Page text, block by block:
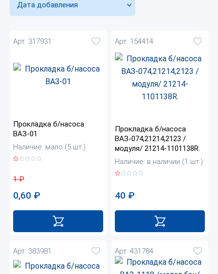
Дата добавления
Арт. 317931
Прокладка б/насоса
ВАЗ-01
Наличие: мало (5 шт.)
1₽
0,60 ₽
Арт. 154414
Прокладка б/насоса
ВАЗ-074,21214,2123 /
модуля/ 21214-1101138R.
Наличие: в наличии (1 шт.)
40 ₽
Арт. 383981 Арт. 431784